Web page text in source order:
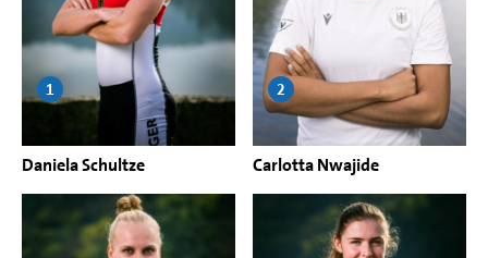
Daniela Schultze
1
Carlotta Nwajide
2